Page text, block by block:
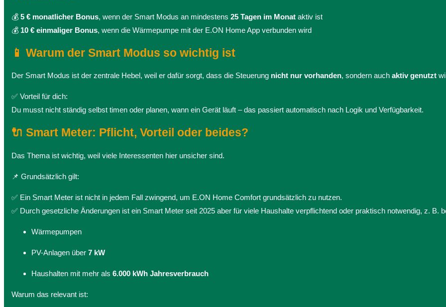
💰 5 € monatlicher Bonus, wenn der Smart Modus an mindestens 25 Tagen im Monat aktiv ist
💰 10 € einmaliger Bonus, wenn die Wärmepumpe mit der E.ON Home App verbunden wird
📱 Warum der Smart Modus so wichtig ist
Der Smart Modus ist der zentrale Hebel, weil er dafür sorgt, dass die Steuerung nicht nur vorhanden, sondern auch aktiv genutzt
✅ Vorteil für dich:
Du musst nicht ständig selbst timen oder planen, wann ein Gerät läuft – das passiert automatisch nach Logik und Verfügbarkeit.
🔌 Smart Meter: Pflicht, Vorteil oder beides?
Das Thema ist wichtig, weil viele Interessenten hier unsicher sind.
📌 Grundsätzlich gilt:
✅ Ein Smart Meter ist nicht in jedem Fall zwingend, um E.ON Home Comfort grundsätzlich zu nutzen.
✅ Durch gesetzliche Änderungen ist ein Smart Meter seit 2025 aber für viele Haushalte verpflichtend oder praktisch notwendig, z. B.
Wärmepumpen
PV-Anlagen über 7 kW
Haushalten mit mehr als 6.000 kWh Jahresverbrauch
Warum das relevant ist: